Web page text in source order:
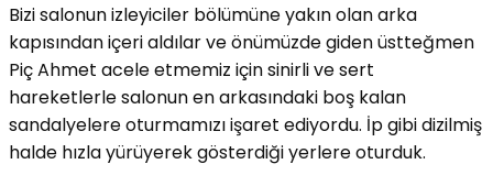
Bizi salonun izleyiciler bölümüne yakın olan arka
kapısından içeri aldılar ve önümüzde giden üstteğmen
Piç Ahmet acele etmemiz için sinirli ve sert
hareketlerle salonun en arkasındaki boş kalan
sandalyelere oturmamızı işaret ediyordu. İp gibi dizilmiş
halde hızla yürüyerek gösterdiği yerlere oturduk.